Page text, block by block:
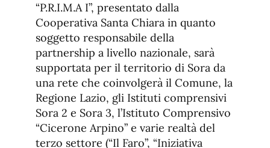
“P.R.I.M.A I”, presentato dalla
Cooperativa Santa Chiara in quanto
soggetto responsabile della
partnership a livello nazionale, sarà
supportata per il territorio di Sora da
una rete che coinvolgerà il Comune, la
Regione Lazio, gli Istituti comprensivi
Sora 2 e Sora 3, l’Istituto Comprensivo
“Cicerone Arpino” e varie realtà del
terzo settore (“Il Faro”, “Iniziativa